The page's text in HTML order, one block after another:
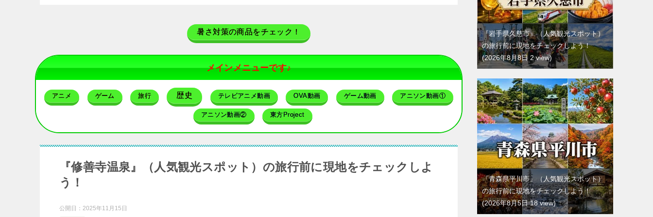
暑さ対策の商品をチェック！
メインメニューです♪
アニメ ゲーム 旅行 歴史 テレビアニメ動画 OVA動画 ゲーム動画 アニソン動画①
アニソン動画② 東方Project
『修善寺温泉』（人気観光スポット）の旅行前に現地をチェックしよ
う！
公開日： 2025年11月15日
『岩手県久慈市』（人気観光スポット）
の旅行前に現地をチェックしよう！
2026年8月8日 2 view
『青森県平川市』（人気観光スポット）
の旅行前に現地をチェックしよう！
2026年8月5日 18 view